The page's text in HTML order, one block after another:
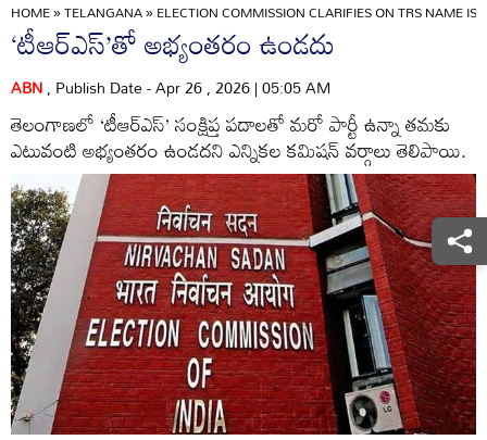
HOME»TELANGANA»ELECTION COMMISSION CLARIFIES ON TRS NAME
‘టీఆర్‌ఎస్’తో అభ్యంతరం ఉండదు
ABN, Publish Date - Apr 26 , 2026 | 05:05 AM
తెలంగాణలో ‘టీఆర్‌ఎస్‌’ సంక్షిప్త పదాలతో మరో పార్టీ ఉన్నా తమకు
ఎటువంటి అభ్యంతరం ఉండదని ఎన్నికల కమిషన్‌ వర్గాలు తెలిపాయి.